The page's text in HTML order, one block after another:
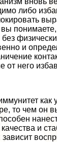
либо
вы
и
от него
как
то чем он
и